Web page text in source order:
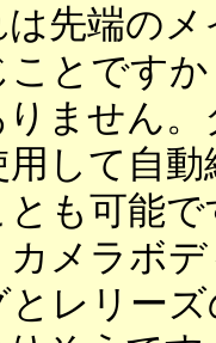
先端のメ
ことですか
ません。
して自動
とも可能で
メラボ
レリー